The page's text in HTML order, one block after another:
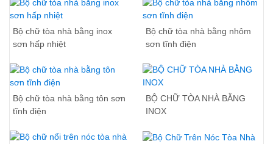
Bộ chữ tòa nhà bằng inox
sơn hấp nhiệt
Bộ chữ tòa nhà bằng nhôm
sơn tĩnh điện
Bộ chữ tòa nhà bằng tôn sơn
tĩnh điện
BỘ CHỮ TÒA NHÀ BẰNG
INOX